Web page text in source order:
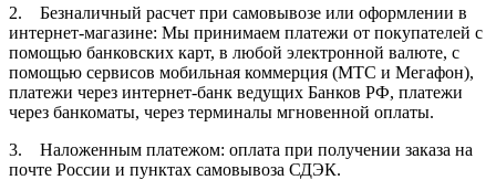
2. Безналичный расчет при самовывозе или оформлении в
интернет-магазине: Мы принимаем платежи от покупателей с
помощью банковских карт, в любой электронной валюте, с
помощью сервисов мобильная коммерция (МТС и Мегафон),
платежи через интернет-банк ведущих Банков РФ, платежи
через банкоматы, через терминалы мгновенной оплаты.
3. Наложенным платежом: оплата при получении заказа на
почте России и пунктах самовывоза СДЭК.